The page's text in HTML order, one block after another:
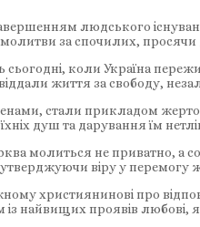
людського
за спочилих,
коли Україна
життя за свободу,
іменами, стали прикладом
душ та дарування їм
молиться не приватно, а
віру у перемогу
християнинові про
найвищих проявів любові,